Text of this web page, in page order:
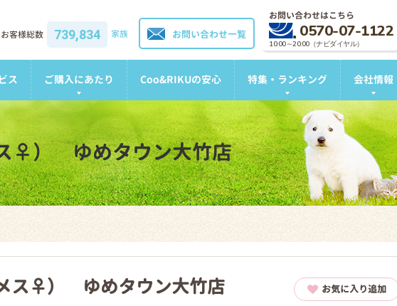
お問い合わせはこちら
0570-07-1122
10:00～20:00（ナビダイヤル）
お問い合わせ一覧
客様総数 739,834 家族
ス ご購入にあたり Coo&RIKUの安心 特集・ランキング 会社情報
♀） ゆめタウン大竹店
ス♀） ゆめタウン大竹店 お気に入り追加